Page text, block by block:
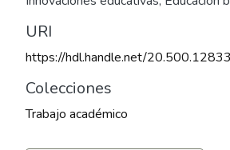
URI
https://hdl.handle.net/
Colecciones
Trabajo académico